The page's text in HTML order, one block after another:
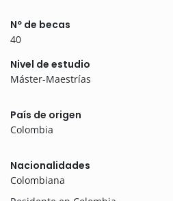
Nº de becas
40
Nivel de estudio
Máster-Maestrías
País de origen
Colombia
Nacionalidades
Colombiana